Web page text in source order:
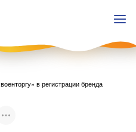
в регистрации бренда